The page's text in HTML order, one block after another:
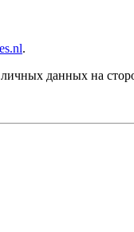
.
данных на